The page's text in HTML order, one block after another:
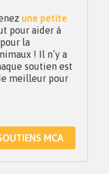
une petite
pour aider à
la
! Il n’y a
soutien est
meilleur pour
MCA